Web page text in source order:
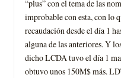
“plus” con el tema de las
improbable con esta, con lo
recaudación desde el día 1
alguna de las anteriores. Y
dicho LCDA tuvo el día 1
obtuvo unos 150M$ más.